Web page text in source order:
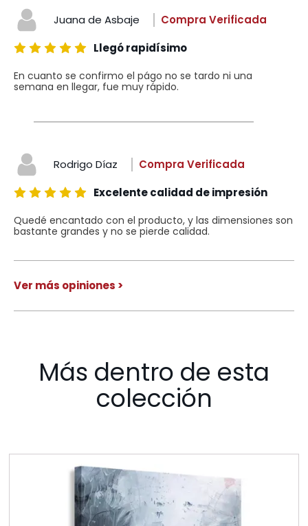
Juana de Asbaje
Compra Verificada
Llegó rapidísimo
En cuanto se confirmo el págo no se tardo ni una
semana en llegar, fue muy rápido.
Rodrigo Díaz
Compra Verificada
Excelente calidad de impresión
Quedé encantado con el producto, y las dimensiones son
bastante grandes y no se pierde calidad.
Ver más opiniones >
Más dentro de esta
colección